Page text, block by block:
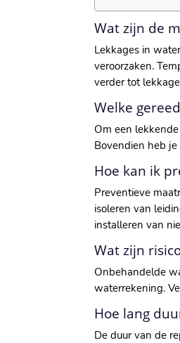
Wat zijn de
Lekkages in
veroorzaken.
verder tot
Welke
Om een
Bovendien heb
Hoe kan ik
Preventieve
isoleren van
installeren van
Wat zijn
Onbehandelde
waterrekening.
Hoe lang
De duur van de